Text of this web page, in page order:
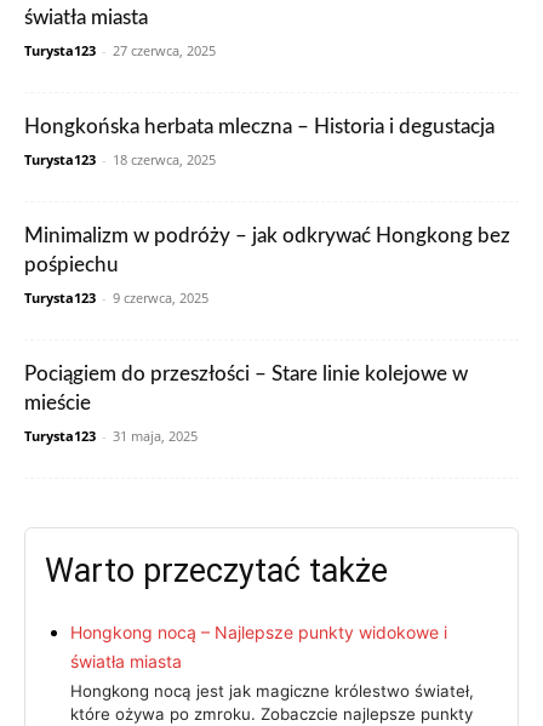
światła miasta
Turysta123 - 27 czerwca, 2025
Hongkońska herbata mleczna – Historia i degustacja
Turysta123 - 18 czerwca, 2025
Minimalizm w podróży – jak odkrywać Hongkong bez
pośpiechu
Turysta123 - 9 czerwca, 2025
Pociągiem do przeszłości – Stare linie kolejowe w
mieście
Turysta123 - 31 maja, 2025
Warto przeczytać także
Hongkong nocą – Najlepsze punkty widokowe i
światła miasta
Hongkong nocą jest jak magiczne królestwo świateł,
które ożywa po zmroku. Zobaczcie najlepsze punkty